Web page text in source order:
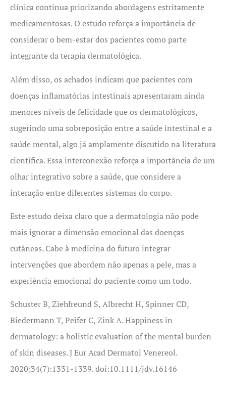
clínica continua priorizando abordagens estritamente
medicamentosas. O estudo reforça a importância de
considerar o bem-estar dos pacientes como parte
integrante da terapia dermatológica.
Além disso, os achados indicam que pacientes com
doenças inflamatórias intestinais apresentaram ainda
menores níveis de felicidade que os dermatológicos,
sugerindo uma sobreposição entre a saúde intestinal e a
saúde mental, algo já amplamente discutido na literatura
científica. Essa interconexão reforça a importância de um
olhar integrativo sobre a saúde, que considere a
interação entre diferentes sistemas do corpo.
Este estudo deixa claro que a dermatologia não pode
mais ignorar a dimensão emocional das doenças
cutâneas. Cabe à medicina do futuro integrar
intervenções que abordem não apenas a pele, mas a
experiência emocional do paciente como um todo.
Schuster B, Ziehfreund S, Albrecht H, Spinner CD,
Biedermann T, Peifer C, Zink A. Happiness in
dermatology: a holistic evaluation of the mental burden
of skin diseases. J Eur Acad Dermatol Venereol.
2020;34(7):1331-1339. doi:10.1111/jdv.16146